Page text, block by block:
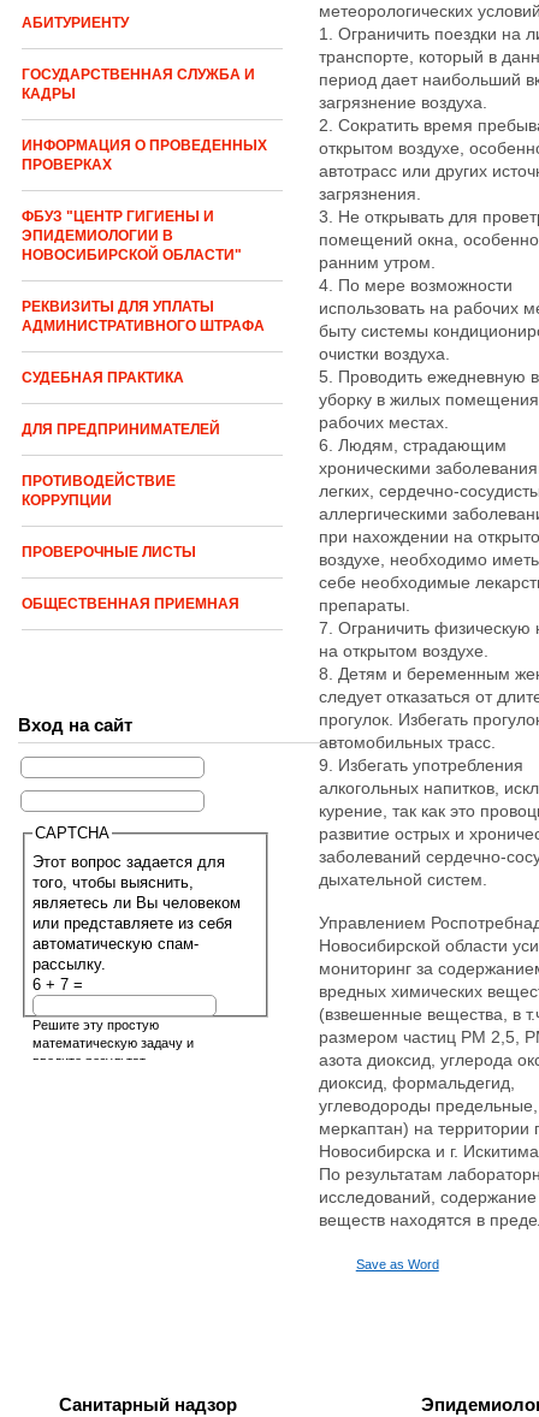
АБИТУРИЕНТУ
ГОСУДАРСТВЕННАЯ СЛУЖБА И
КАДРЫ
ИНФОРМАЦИЯ О ПРОВЕДЕННЫХ
ПРОВЕРКАХ
ФБУЗ "ЦЕНТР ГИГИЕНЫ И
ЭПИДЕМИОЛОГИИ В
НОВОСИБИРСКОЙ ОБЛАСТИ"
РЕКВИЗИТЫ ДЛЯ УПЛАТЫ
АДМИНИСТРАТИВНОГО ШТРАФА
СУДЕБНАЯ ПРАКТИКА
ДЛЯ ПРЕДПРИНИМАТЕЛЕЙ
ПРОТИВОДЕЙСТВИЕ
КОРРУПЦИИ
ПРОВЕРОЧНЫЕ ЛИСТЫ
ОБЩЕСТВЕННАЯ ПРИЕМНАЯ
Вход на сайт
CAPTCHA
Этот вопрос задается для
того, чтобы выяснить,
являетесь ли Вы человеком
или представляете из себя
автоматическую спам-
рассылку.
6 + 7 =
Решите эту простую
математическую задачу и
введите результат.
метеорологических
1. Ограничить поездки на
транспорте, который в
период дает наибольший
загрязнение воздуха.
2. Сократить время
открытом воздухе,
автотрасс или других
загрязнения.
3. Не открывать для
помещений окна,
ранним утром.
4. По мере возможности
использовать на рабочих
быту системы
очистки воздуха.
5. Проводить ежедневную
уборку в жилых
рабочих местах.
6. Людям, страдающим
хроническими
легких, сердечно-
аллергическими
при нахождении на
воздухе, необходимо
себе необходимые
препараты.
7. Ограничить физическую
на открытом воздухе.
8. Детям и беременным
следует отказаться от
прогулок. Избегать
автомобильных трасс.
9. Избегать употребления
алкогольных напитков,
курение, так как это
развитие острых и
заболеваний сердечно-
дыхательной систем.
Управлением
Новосибирской области
мониторинг за
вредных химических
(взвешенные вещества, в
размером частиц РМ 2,5,
азота диоксид, углерода
диоксид, формальдегид,
углеводороды предельные,
меркаптан) на территории
Новосибирска и г.
По результатам
исследований,
веществ находятся в
Save as Word
Санитарный надзор